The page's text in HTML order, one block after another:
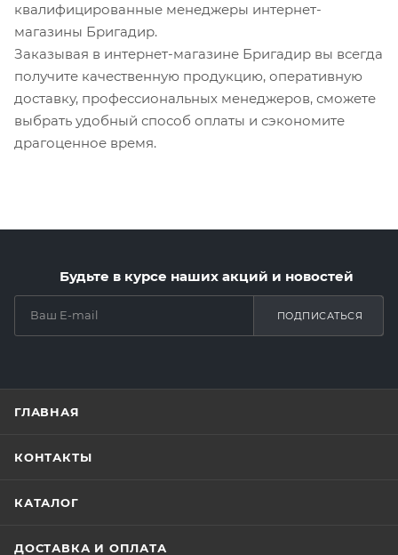
квалифицированные менеджеры интернет-
магазины Бригадир.
Заказывая в интернет-магазине Бригадир вы всегда
получите качественную продукцию, оперативную
доставку, профессиональных менеджеров, сможете
выбрать удобный способ оплаты и сэкономите
драгоценное время.
Будьте в курсе наших акций и новостей
ПОДПИСАТЬСЯ
ГЛАВНАЯ
КОНТАКТЫ
КАТАЛОГ
ДОСТАВКА И ОПЛАТА